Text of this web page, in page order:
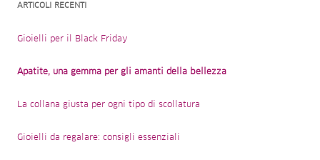
ARTICOLI RECENTI
Gioielli per il Black Friday
Apatite, una gemma per gli amanti della bellezza
La collana giusta per ogni tipo di scollatura
Gioielli da regalare: consigli essenziali